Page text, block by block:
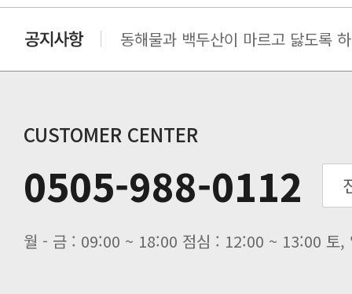
동해물과 백두산이 마르고 닳도록
CUSTOMER CENTER
0505-988-0112
월 - 금 : 09:00 ~ 18:00 점심 : 12:00 ~ 13:00 토,